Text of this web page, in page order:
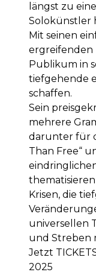
längst zu
Solokünstler
Mit seinen
ergreifenden
Publikum in
tiefgehende
schaffen.
Sein
mehrere
darunter für
Than Free“
Krisen, die
universellen
und Streben
Jetzt
2025